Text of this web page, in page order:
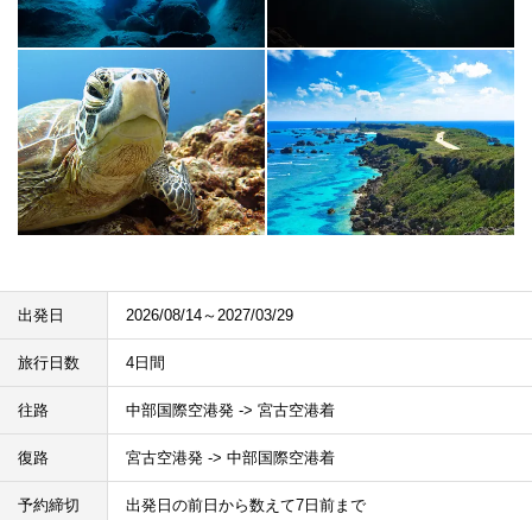
出発日 2026/08/14～2027/03/29
旅行日数 4日間
往路 中部国際空港発 -> 宮古空港着
復路 宮古空港発 -> 中部国際空港着
予約締切 出発日の前日から数えて7日前まで